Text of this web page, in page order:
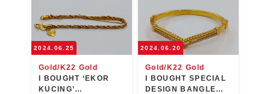
2024.06.25
Gold/K22 Gold
I BOUGHT ‘EKOR
KUCING’
2024.06.20
Gold/K22 Gold
I BOUGHT SPECIAL
DESIGN BANGLE